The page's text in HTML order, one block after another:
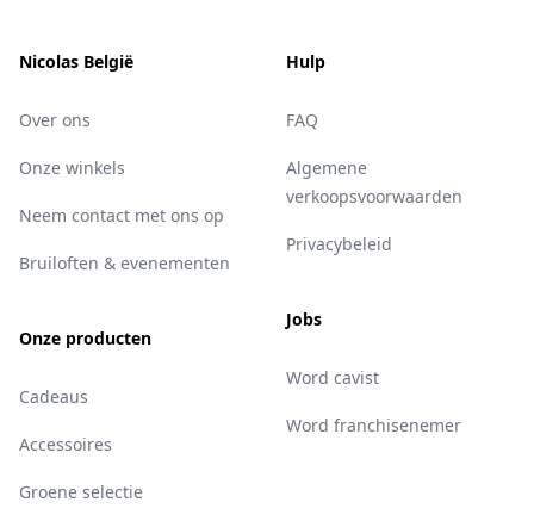
Nicolas België
Over ons
Onze winkels
Neem contact met ons op
Bruiloften & evenementen
Onze producten
Cadeaus
Accessoires
Groene selectie
Hulp
FAQ
Algemene
verkoopsvoorwaarden
Privacybeleid
Jobs
Word cavist
Word franchisenemer